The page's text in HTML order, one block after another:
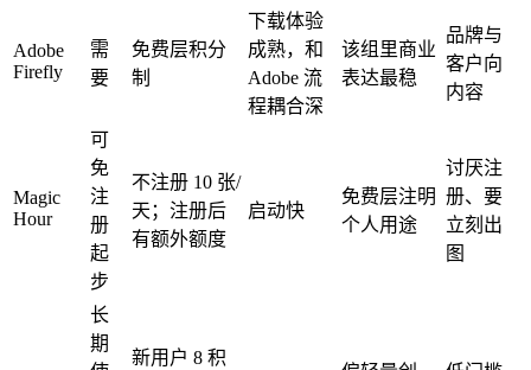
Adobe
Firefly
需
要
免费层积分
制
下载体验
成熟，和
Adobe 流
程耦合深
该组里商业
表达最稳
品牌与
客户向
内容
Magic
Hour
可
免
注
册
起
步
不注册 10 张/
天；注册后
有额外额度
启动快
免费层注明
个人用途
讨厌注
册、要
立刻出
图
长
期
新用户 8 积